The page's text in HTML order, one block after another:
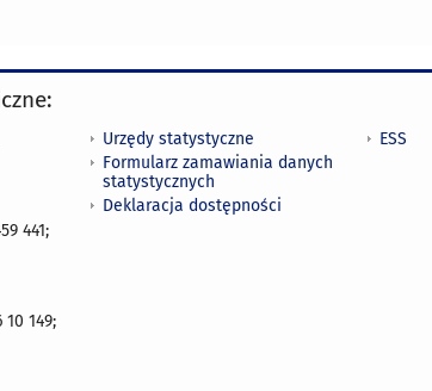
441;
10 149;
Urzędy statystyczne
Formularz zamawiania danych
statystycznych
Deklaracja dostępności
ESS